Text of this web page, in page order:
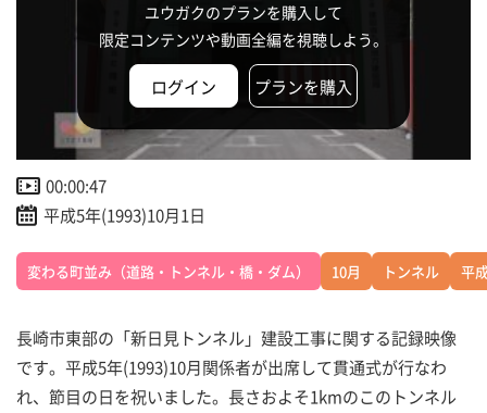
ユウガクのプランを購入して
限定コンテンツや動画全編を視聴しよう。
ログイン プランを購入
00:00:47
平成5年(1993)10月1日
変わる町並み（道路・トンネル・橋・ダム） 10月 トンネル 平
長崎市東部の「新日見トンネル」建設工事に関する記録映像
です。平成5年(1993)10月関係者が出席して貫通式が行なわ
れ、節目の日を祝いました。長さおよそ1kmのこのトンネル